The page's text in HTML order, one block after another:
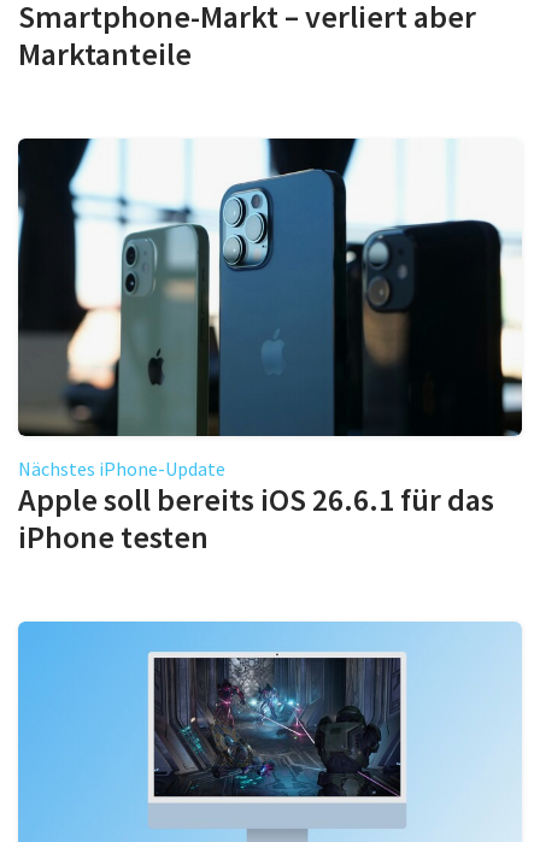
Smartphone-Markt – verliert aber
Marktanteile
Nächstes iPhone-Update
Apple soll bereits iOS 26.6.1 für das
iPhone testen